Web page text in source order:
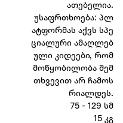
ათებელია.
უსაფრთხოება: პლ
ატფორმას აქვს სპე
ციალური ამაღლებ
ული კიდეები, რომ
მოწყობილობა შემ
თხვევით არ ჩამოს
რიალდეს.
75 - 129 სმ
15 კგ